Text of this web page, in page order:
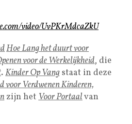
video/UvPKrMdcaZkU
Hoe Lang het duurt voor
voor de Werkelijkheid, die
. Kinder Op Vang staat in deze
voor Verdwenen Kinderen,
zijn het Voor Portaalvan